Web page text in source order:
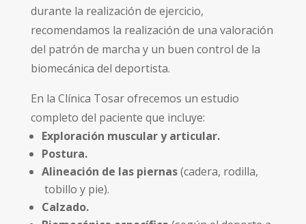
durante la realización de ejercicio,
recomendamos la realización de una valoración
del patrón de marcha y un buen control de la
biomecánica del deportista.
En la Clínica Tosar ofrecemos un estudio
completo del paciente que incluye:
Exploración muscular y articular.
Postura.
Alineación de las piernas(cadera, rodilla,
tobillo y pie).
Calzado.